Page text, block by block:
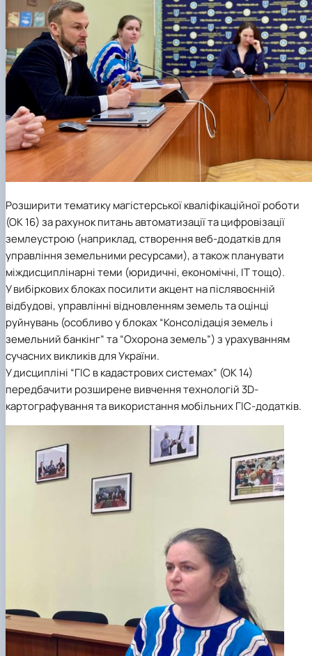
Розширити тематику магістерської кваліфікаційної роботи
(ОК 16) за рахунок питань автоматизації та цифровізації
землеустрою (наприклад, створення веб-додатків для
управління земельними ресурсами), а також планувати
міждисциплінарні теми (юридичні, економічні, IT тощо).
У вибіркових блоках посилити акцент на післявоєнній
відбудові, управлінні відновленням земель та оцінці
руйнувань (особливо у блоках “Консолідація земель і
земельний банкінг” та “Охорона земель”) з урахуванням
сучасних викликів для України.
У дисципліні “ГІС в кадастрових системах” (ОК 14)
передбачити розширене вивчення технологій 3D-
картографування та використання мобільних ГІС-додатків.